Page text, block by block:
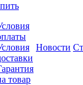
товар
Новости